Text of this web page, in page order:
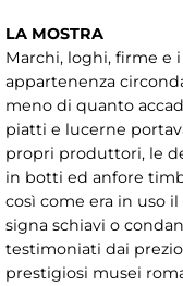
LA MOSTRA
Marchi, loghi, firme e
appartenenza
meno di quanto
piatti e lucerne
propri produttori, le
in botti ed anfore
così come era in uso
signa schiavi o
testimoniati dai
prestigiosi musei